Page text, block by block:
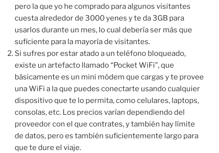
pero la que yo he comprado para algunos visitantes
cuesta alrededor de 3000 yenes y te da 3GB para
usarlos durante un mes, lo cual debería ser más que
suficiente para la mayoría de visitantes.
Si sufres por estar atado a un teléfono bloqueado,
existe un artefacto llamado “Pocket WiFi”, que
básicamente es un mini módem que cargas y te provee
una WiFi a la que puedes conectarte usando cualquier
dispositivo que te lo permita, como celulares, laptops,
consolas, etc. Los precios varían dependiendo del
proveedor con el que contrates, y también hay límite
de datos, pero es también suficientemente largo para
que te dure el viaje.